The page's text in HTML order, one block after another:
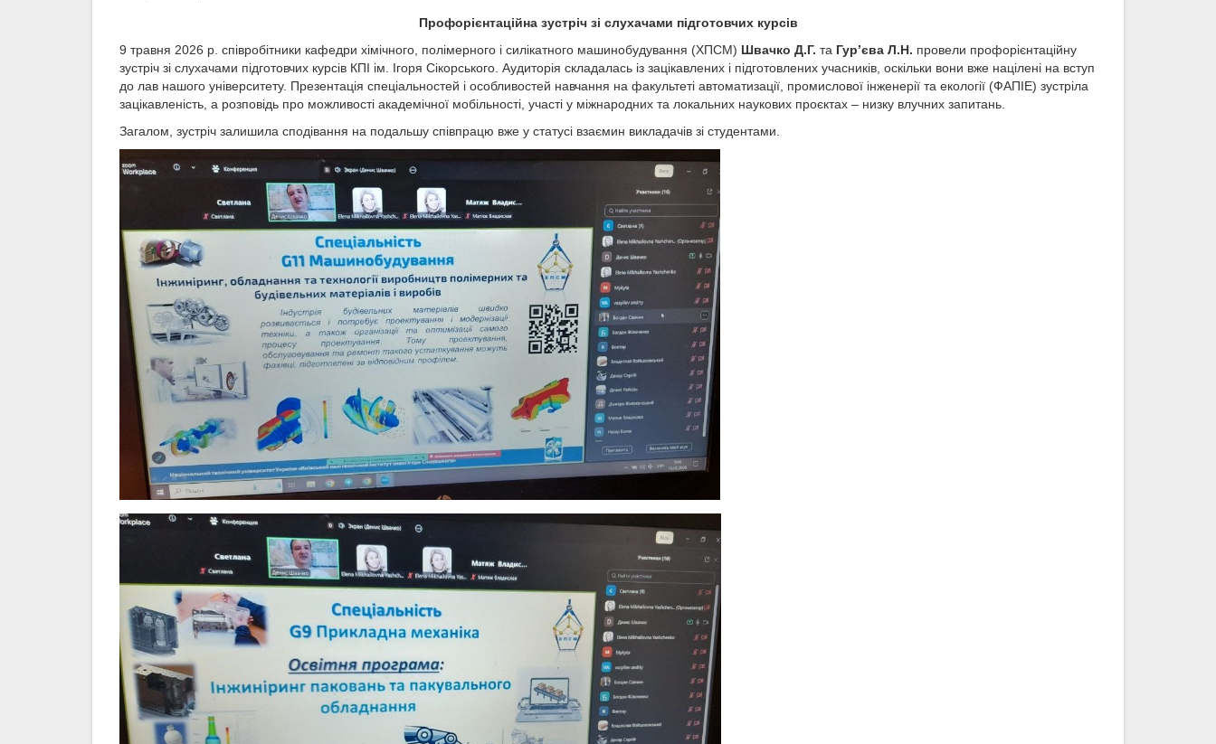
Профорієнтаційна зустріч зі слухачами підготовчих курсів
9 травня 2026 р. співробітники кафедри хімічного, полімерного і силікатного машинобудування (ХПСМ) Швачко Д.Г. та Гур’єва Л.Н. провели профорієнтаційну
зустріч зі слухачами підготовчих курсів КПІ ім. Ігоря Сікорського. Аудиторія складалась із зацікавлених і підготовлених учасників, оскільки вони вже націлені на вступ
до лав нашого університету. Презентація спеціальностей і особливостей навчання на факультеті автоматизації, промислової інженерії та екології (ФАПІЕ) зустріла
зацікавленість, а розповідь про можливості академічної мобільності, участі у міжнародних та локальних наукових проєктах – низку влучних запитань.
Загалом, зустріч залишила сподівання на подальшу співпрацю вже у статусі взаємин викладачів зі студентами.